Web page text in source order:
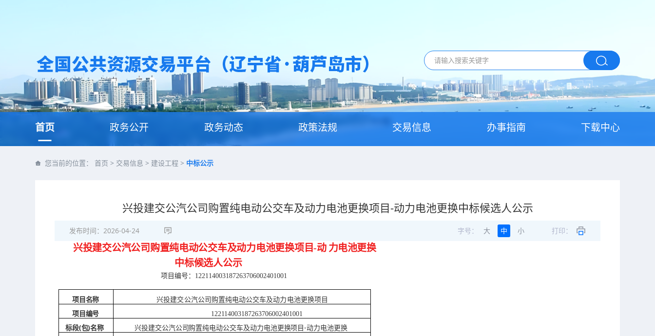
首页 政务公开 政务动态 政策法规 交易信息 办事指南 下载中心
您当前的位置： 首页 > 交易信息 > 建设工程 > 中标公示
兴投建交公汽公司购置纯电动公交车及动力电池更换项目-动力电池更换中标候选人公示
发布时间： 2026-04-24 字号： 大 中 小 打印：
兴投建交公汽公司购置纯电动公交车及动力电池更换项目-动 力电池更换
中标候选人公示
项目编号： 122114003187263706002401001
项目名称
兴投建交公汽公司购置纯电动公交车及动力电池更换项目
项目编号
122114003187263706002401001
标段(包)名称 兴投建交公汽公司购置纯电动公交车及动力电池更换项目-动力电池更换